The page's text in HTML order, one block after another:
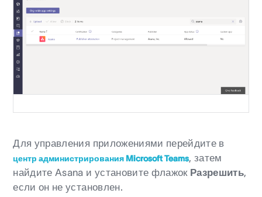
Для управления приложениями перейдите в
центр администрирования Microsoft Teams, затем
найдите Asana и установите флажок Разрешить,
если он не установлен.